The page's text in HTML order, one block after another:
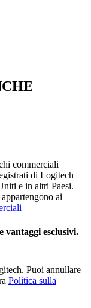
commerciali
di Logitech
e in altri Paesi.
ai
vantaggi esclusivi.
Puoi annullare
Politica sulla